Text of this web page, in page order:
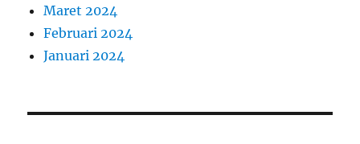
Maret 2024
Februari 2024
Januari 2024